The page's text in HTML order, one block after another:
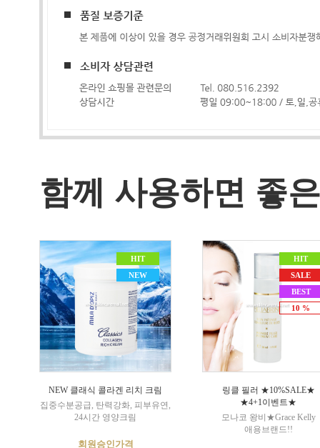
함께 사용하면 좋
HIT
NEW
NEW 클래식 콜라겐 리치 크림
집중수분공급, 탄력강화, 피부유연,
24시간 영양크림
회원승인가격
HIT
SALE
BEST
10 %
링클 필러 ★10%SALE★
★4+1이벤트★
모나코 왕비★Grace Kelly
애용브랜드!!